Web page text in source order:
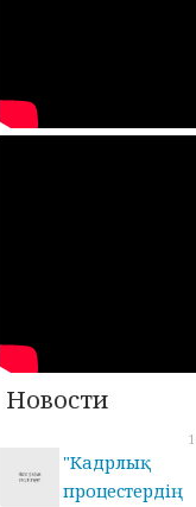
Новости
"Кадрлық
процестердің